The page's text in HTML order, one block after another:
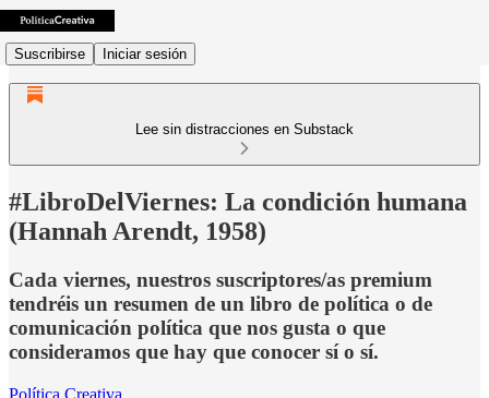
Suscribirse Iniciar sesión
Lee sin distracciones en Substack
#LibroDelViernes: La condición humana
(Hannah Arendt, 1958)
Cada viernes, nuestros suscriptores/as premium
tendréis un resumen de un libro de política o de
comunicación política que nos gusta o que
consideramos que hay que conocer sí o sí.
Política Creativa